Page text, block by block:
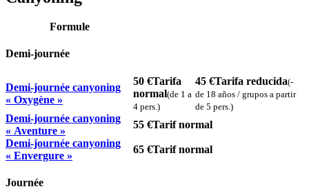
Formule
Demi-journée
Demi-journée canyoning
« Oxygène »
50 €Tarifa
normal(de 1 a
4 pers.)
45 €Tarifa reducida(-
de 18 años / grupos a partir
de 5 pers.)
Demi-journée canyoning
« Aventure »
55 €Tarif normal
Demi-journée canyoning
« Envergure »
65 €Tarif normal
Journée